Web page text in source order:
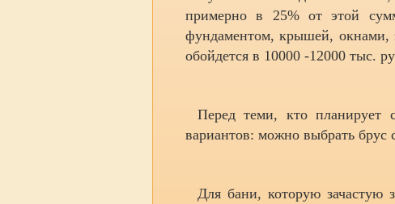
примерно в 25% от этой
фундаментом, крышей, окнами,
обойдется в 10000 -12000 тыс.
Перед теми, кто планирует
вариантов: можно выбрать
Для бани, которую зачастую